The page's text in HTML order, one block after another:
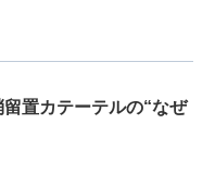
留置カテーテルの“なぜ